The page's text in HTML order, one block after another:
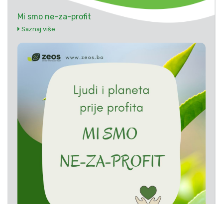
Mi smo ne-za-profit
Saznaj više